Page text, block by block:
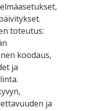
toteutus:
koodaus,
ja
ja